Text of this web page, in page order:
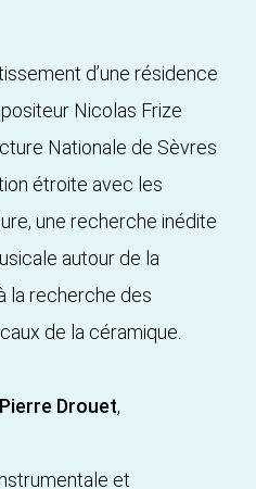
d’une résidence
Nicolas Frize
Nationale de Sèvres
étroite avec les
une recherche inédite
autour de la
la recherche des
de la céramique.
Drouet,
et